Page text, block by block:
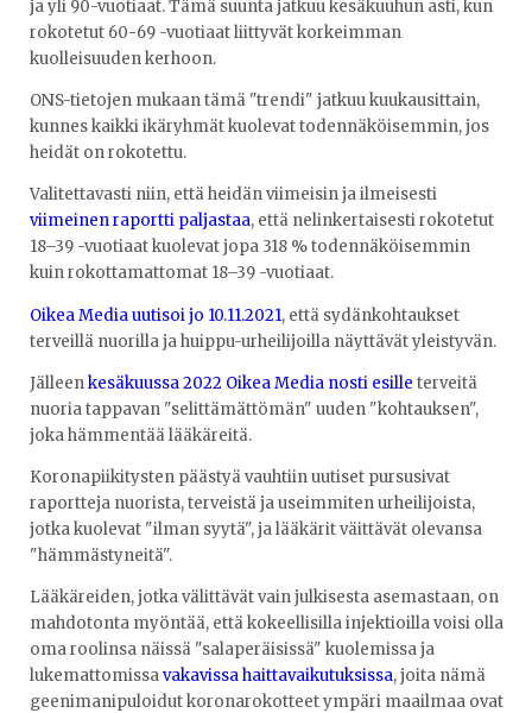
ja yli 90-vuotiaat. Tämä suunta jatkuu kesäkuuhun asti, kun
rokotetut 60-69 -vuotiaat liittyvät korkeimman
kuolleisuuden kerhoon.
ONS-tietojen mukaan tämä "trendi" jatkuu kuukausittain,
kunnes kaikki ikäryhmät kuolevat todennäköisemmin, jos
heidät on rokotettu.
Valitettavasti niin, että heidän viimeisin ja ilmeisesti
viimeinen raportti paljastaa, että nelinkertaisesti rokotetut
18–39 -vuotiaat kuolevat jopa 318 % todennäköisemmin
kuin rokottamattomat 18–39 -vuotiaat.
Oikea Media uutisoi jo 10.11.2021, että sydänkohtaukset
terveillä nuorilla ja huippu-urheilijoilla näyttävät yleistyvän.
Jälleenkesäkuussa 2022 Oikea Media nosti esille terveitä
nuoria tappavan "selittämättömän" uuden "kohtauksen",
joka hämmentää lääkäreitä.
Koronapiikitysten päästyä vauhtiin uutiset pursusivat
raportteja nuorista, terveistä ja useimmiten urheilijoista,
jotka kuolevat "ilman syytä", ja lääkärit väittävät olevansa
"hämmästyneitä".
Lääkäreiden, jotka välittävät vain julkisesta asemastaan, on
mahdotonta myöntää, että kokeellisilla injektioilla voisi olla
oma roolinsa näissä "salaperäisissä" kuolemissa ja
lukemattomissavakavissa haittavaikutuksissa, joita nämä
geenimanipuloidut koronarokotteet ympäri maailmaa ovat